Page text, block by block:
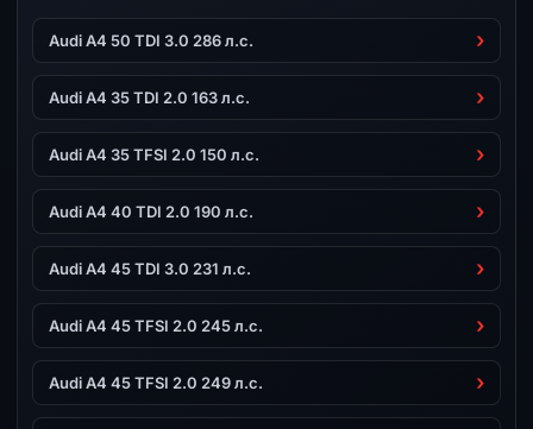
Audi A4 50 TDI 3.0 286 л.с.
Audi A4 35 TDI 2.0 163 л.с.
Audi A4 35 TFSI 2.0 150 л.с.
Audi A4 40 TDI 2.0 190 л.с.
Audi A4 45 TDI 3.0 231 л.с.
Audi A4 45 TFSI 2.0 245 л.с.
Audi A4 45 TFSI 2.0 249 л.с.